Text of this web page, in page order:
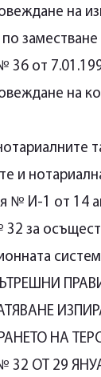
на
заместване
от
на
и
№ И-1 от 14
за
НА
32 ОТ 29